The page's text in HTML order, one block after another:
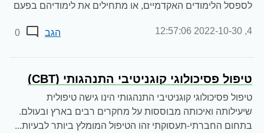
לספסל הלימודים האקדמיים, או מתחילים את לימודיהם בפעם
4,
2022-10-30 12:57:06 הגב 0
טיפול פסיכולוגי קוגניטיבי התנהגותי (CBT)
טיפול פסיכולוגי קוגניטיבי התנהגותי הינו גישה טיפולית
שיעילותה ואיכותה מבוססות על מחקרים רבים בארץ ובעולם.
בתחום החברתי-תעסוקתי זהו הטיפול המומלץ ביותר לבעיות...